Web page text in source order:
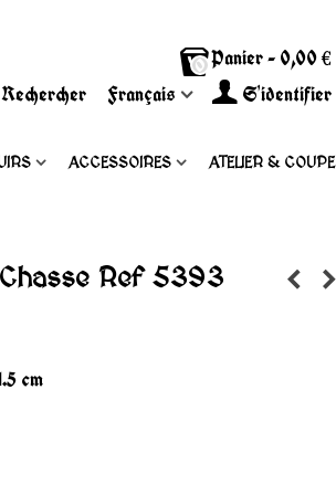
0 Panier- 0,00 €
S'identifier
Français
Rechercher
ACCESSOIRES ATELIER & COUPE
Ref 5393
cm